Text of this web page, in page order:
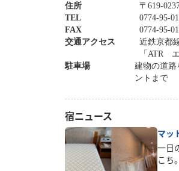
住所
〒619-
TEL
0774-95-
FAX
0774-95-
交通アクセス
近鉄京都
「ATR
駐車場
建物の道路
ントまで
宿ニュース
マッ
一日
こち